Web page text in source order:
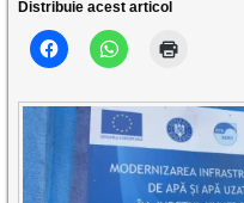
Distribuie acest articol